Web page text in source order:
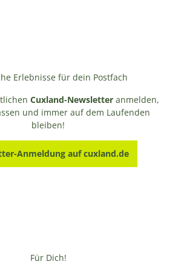
Erlebnisse für dein Postfach
Cuxland-Newsletter anmelden,
und immer auf dem Laufenden
bleiben!
Anmeldung auf cuxland.de
Für Dich!